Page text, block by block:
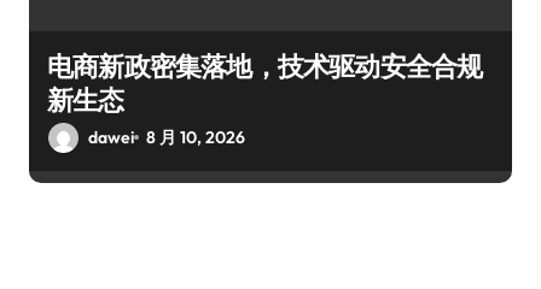
电商新政密集落地，技术驱动安全合规
新生态
dawei 8 月 10, 2026